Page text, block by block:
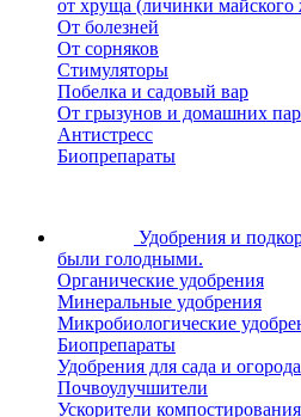
от хруща (личинки майского
От болезней
От сорняков
Стимуляторы
Побелка и садовый вар
От грызунов и домашних
Антистресс
Биопрепараты
Удобрения и
были голодными.
Органические удобрения
Минеральные удобрения
Микробиологические
Биопрепараты
Удобрения для сада и огорода
Почвоулучшители
Ускорители